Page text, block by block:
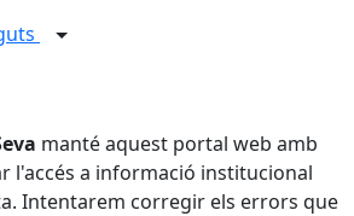
manté aquest portal web amb
l'accés a informació institucional
Intentarem corregir els errors que